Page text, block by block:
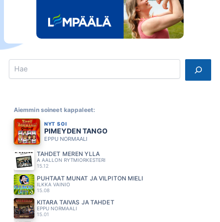
Search
Aiemmin soineet kappaleet:
NYT SOI
PIMEYDEN TANGO
EPPU NORMAALI
TÄHDET MEREN YLLÄ
A AALLON RYTMIORKESTERI
15.12
PUHTAAT MUNAT JA VILPITÖN MIELI
ILKKA VAINIO
15.08
KITARA TAIVAS JA TAHDET
EPPU NORMAALI
15.01